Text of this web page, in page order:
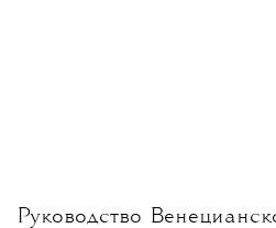
Руководство